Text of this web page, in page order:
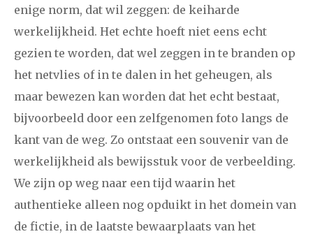
enige norm, dat wil zeggen: de keiharde
werkelijkheid. Het echte hoeft niet eens echt
gezien te worden, dat wel zeggen in te branden op
het netvlies of in te dalen in het geheugen, als
maar bewezen kan worden dat het echt bestaat,
bijvoorbeeld door een zelfgenomen foto langs de
kant van de weg. Zo ontstaat een souvenir van de
werkelijkheid als bewijsstuk voor de verbeelding.
We zijn op weg naar een tijd waarin het
authentieke alleen nog opduikt in het domein van
de fictie, in de laatste bewaarplaats van het